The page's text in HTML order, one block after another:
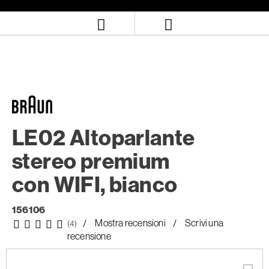
LE02 Altoparlante
stereo premium
con WIFI, bianco
156106
(4) Mostra recensioni
Scrivi una
recensione